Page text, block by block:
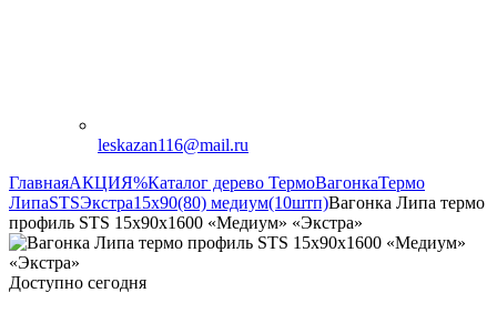
leskazan116@mail.ru
ГлавнаяАКЦИЯ%Каталог дерево ТермоВагонкаТермо
ЛипаSTSЭкстра15х90(80) медиум(10штп)Вагонка Липа термо
профиль STS 15х90х1600 «Медиум» «Экстра»
Доступно сегодня